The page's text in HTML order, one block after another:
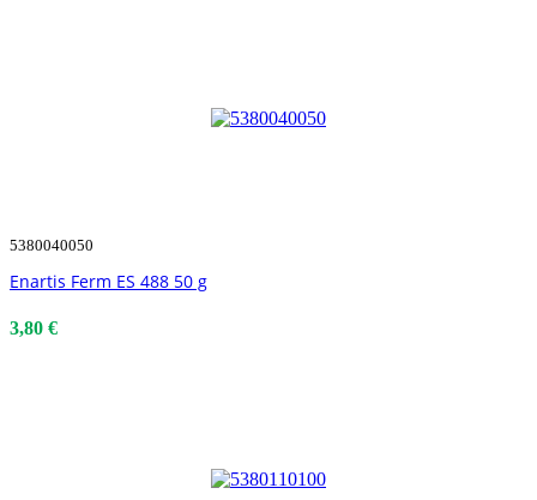
5380040050
Enartis Ferm ES 488 50 g
3,80 €